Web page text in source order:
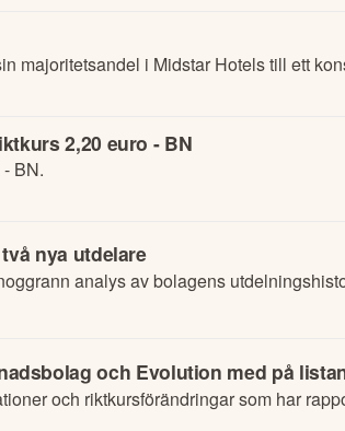
majoritetsandel i Midstar Hotels till ett
2,20 euro - BN
BN.
nya utdelare
analys av bolagens
och Evolution med på
och riktkursförändringar som har